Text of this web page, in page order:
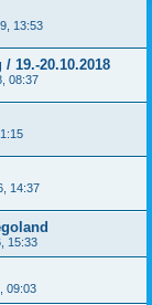
13:53
19.-20.10.2018
08:37
14:37
15:33
09:03